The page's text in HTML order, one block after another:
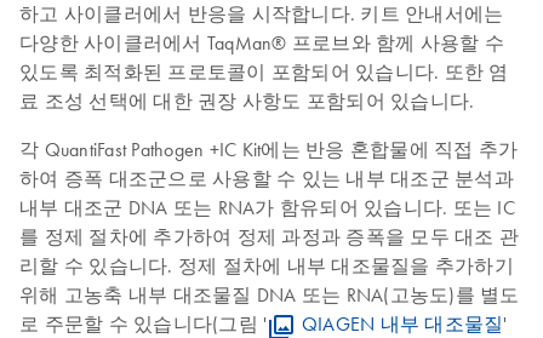
하고 사이클러에서 반응을 시작합니다. 키트 안내서에는
다양한 사이클러에서 TaqMan® 프로브와 함께 사용할 수
있도록 최적화된 프로토콜이 포함되어 있습니다. 또한 염
료 조성 선택에 대한 권장 사항도 포함되어 있습니다.
각 QuantiFast Pathogen +IC Kit에는 반응 혼합물에 직접 추가
하여 증폭 대조군으로 사용할 수 있는 내부 대조군 분석과
내부 대조군 DNA 또는 RNA가 함유되어 있습니다. 또는 IC
를 정제 절차에 추가하여 정제 과정과 증폭을 모두 대조 관
리할 수 있습니다. 정제 절차에 내부 대조물질을 추가하기
위해 고농축 내부 대조물질 DNA 또는 RNA(고농도)를 별도
로 주문할 수 있습니다(그림 '
QIAGEN 내부 대조물질'